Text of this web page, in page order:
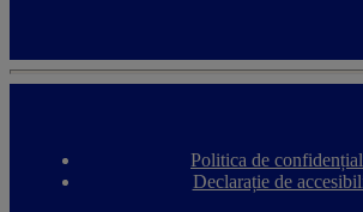
F
o
Politica de
Declarație de